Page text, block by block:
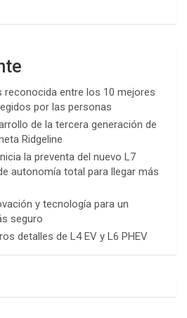
reconocida entre los 10 mejores
por las personas
de la tercera generación de
Ridgeline
la preventa del nuevo L7
autonomía total para llegar más
y tecnología para un
seguro
detalles de L4 EV y L6 PHEV